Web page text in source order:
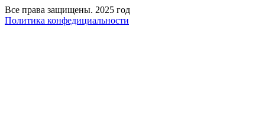
Все права защищены. 2025 год
Политика конфедициальности